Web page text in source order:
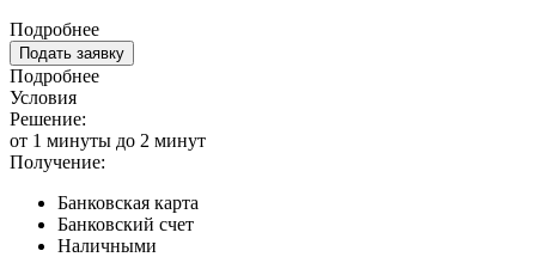
Подробнее
Подать заявку
Подробнее
Условия
Решение:
от 1 минуты до 2 минут
Получение:
Банковская карта
Банковский счет
Наличными